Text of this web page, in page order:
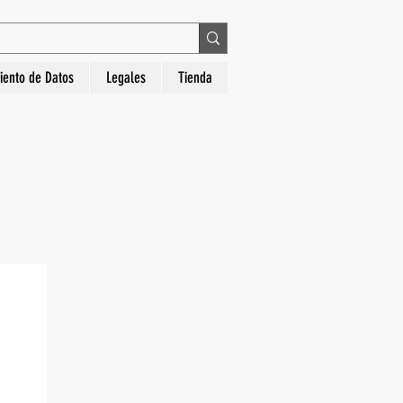
La Hora Relojería. Compra segura, diseños
de Datos Legales Tienda